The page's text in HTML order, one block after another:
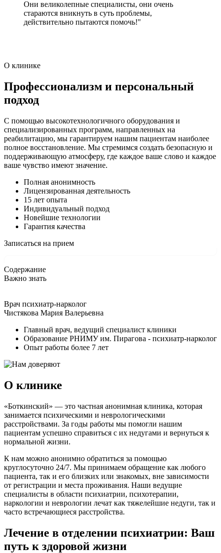
Они великолепные специалисты, они очень
стараются вникнуть в суть проблемы,
действительно пытаются помочь!"
О клинике
Профессионализм и персональный
подход
С помощью высокотехнологичного оборудования и
специализированных программ, направленных на
реабилитацию, мы гарантируем нашим пациентам наиболее
полное восстановление. Мы стремимся создать безопасную и
поддерживающую атмосферу, где каждое ваше слово и каждое
ваше чувство имеют значение.
Полная анонимность
Лицензированная деятельность
15 лет опыта
Индивидуальный подход
Новейшие технологии
Гарантия качества
Записаться на прием
Содержание
Важно знать
Врач психиатр-нарколог
Чистякова Мария Валерьевна
Главный врач, ведущий специалист клиники
Образование РНИМУ им. Пирагова - психиатр-нарколог
Опыт работы более 7 лет
О клинике
«Боткинский» — это частная анонимная клиника, которая
занимается психическими и неврологическими
расстройствами. За годы работы мы помогли нашим
пациентам успешно справиться с их недугами и вернуться к
нормальной жизни.
К нам можно анонимно обратиться за помощью
круглосуточно 24/7. Мы принимаем обращение как любого
пациента, так и его близких или знакомых, вне зависимости
от регистрации и места проживания. Наши ведущие
специалисты в области психиатрии, психотерапии,
наркологии и неврологии лечат как тяжелейшие недуги, так и
часто встречающиеся расстройства.
Лечение в отделении психиатрии: Ваш
путь к здоровой жизни